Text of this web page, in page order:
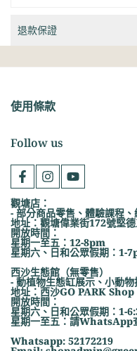
退款保證
使用條款
Follow us
觀塘店：
- 部分商品零售、體驗課程
地址：觀塘偉業街172號堅
開放時間：
星期一至五：12-8pm
星期六、日和公眾假期：1-
西沙生態館（無零售）
- 動植物生態缸展示、小動
地址：西沙GO PARK
開放時間：
星期六、日和公眾假期：1-
星期一至五：請WhatsApp
Whatsapp: 52172219